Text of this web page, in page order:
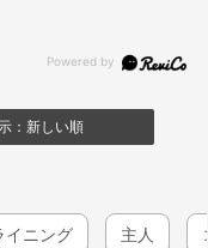
：新しい順
イニング 主人